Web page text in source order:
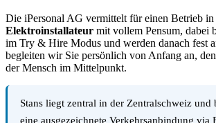
Die iPersonal AG vermittelt für einen Betrieb in
Elektroinstallateur mit vollem Pensum, dabei
im Try & Hire Modus und werden danach fest
begleiten wir Sie persönlich von Anfang an,
der Mensch im Mittelpunkt.
Stans liegt zentral in der Zentralschweiz und
eine ausgezeichnete Verkehrsanbindung via